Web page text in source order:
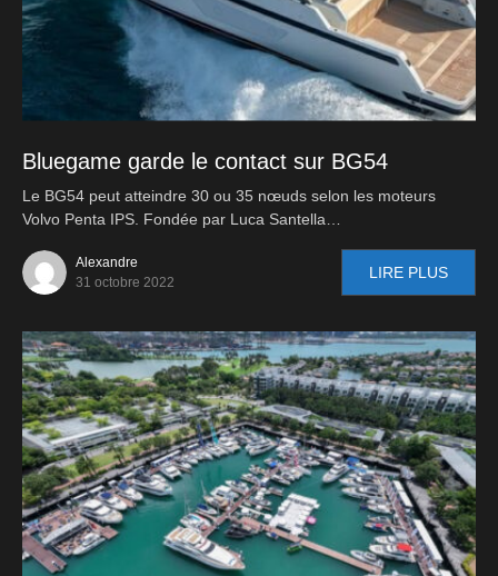
Bluegame garde le contact sur BG54
Le BG54 peut atteindre 30 ou 35 nœuds selon les moteurs
Volvo Penta IPS. Fondée par Luca Santella…
Alexandre
31 octobre 2022
LIRE PLUS